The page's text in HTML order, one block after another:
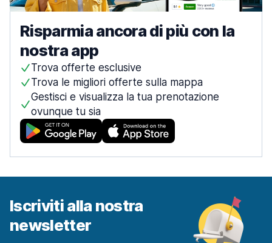
Risparmia ancora di più con la
nostra app
Trova offerte esclusive
Trova le migliori offerte sulla mappa
Gestisci e visualizza la tua prenotazione
ovunque tu sia
Iscriviti alla nostra
newsletter